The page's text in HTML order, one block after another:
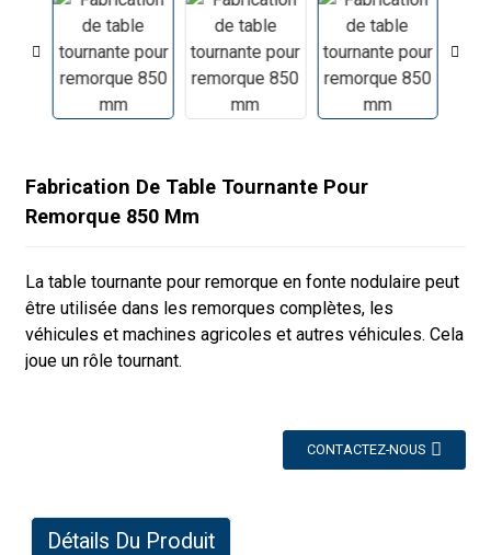
Fabrication De Table Tournante Pour
Remorque 850 Mm
La table tournante pour remorque en fonte nodulaire peut
être utilisée dans les remorques complètes, les
véhicules et machines agricoles et autres véhicules. Cela
joue un rôle tournant.
CONTACTEZ-NOUS
Détails Du Produit